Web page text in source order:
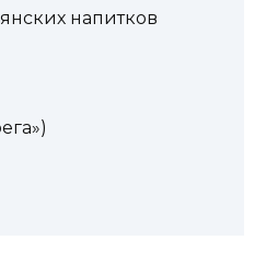
напитков